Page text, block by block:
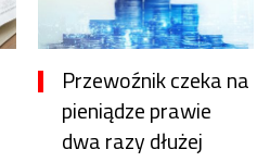
Przewoźnik czeka na
pieniądze prawie
dwa razy dłużej